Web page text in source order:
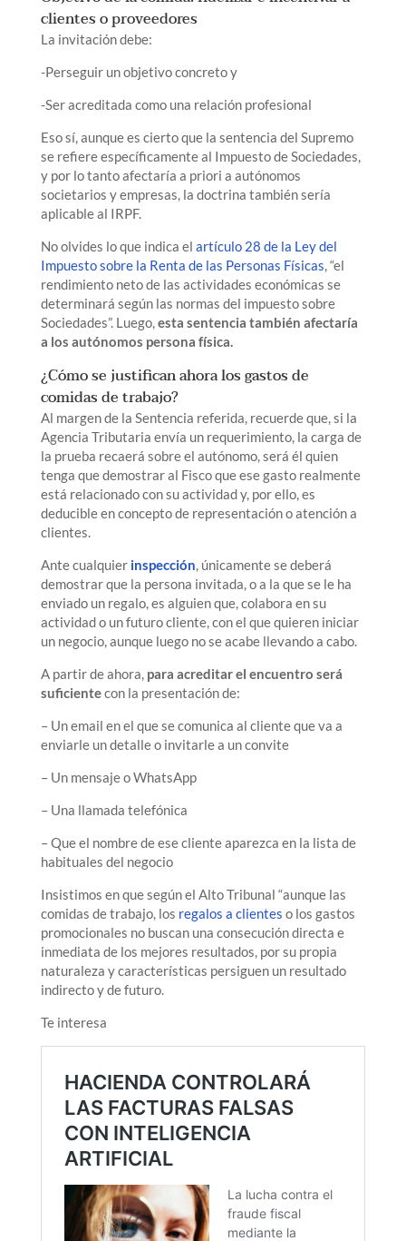
clientes o proveedores
La invitación debe:
-Perseguir un objetivo concreto y
-Ser acreditada como una relación profesional
Eso sí, aunque es cierto que la sentencia del Supremo
se refiere específicamente al Impuesto de Sociedades,
y por lo tanto afectaría a priori a autónomos
societarios y empresas, la doctrina también sería
aplicable al IRPF.
No olvides lo que indica el artículo 28 de la Ley del
Impuesto sobre la Renta de las Personas Físicas, “el
rendimiento neto de las actividades económicas se
determinará según las normas del impuesto sobre
Sociedades”. Luego,esta sentencia también afectaría
a los autónomos persona física.
¿Cómo se justifican ahora los gastos de
comidas de trabajo?
Al margen de la Sentencia referida, recuerde que, si la
Agencia Tributaria envía un requerimiento, la carga de
la prueba recaerá sobre el autónomo, será él quien
tenga que demostrar al Fisco que ese gasto realmente
está relacionado con su actividad y, por ello, es
deducible en concepto de representación o atención a
clientes.
Ante cualquier inspección, únicamente se deberá
demostrar que la persona invitada, o a la que se le ha
enviado un regalo, es alguien que, colabora en su
actividad o un futuro cliente, con el que quieren iniciar
un negocio, aunque luego no se acabe llevando a cabo.
A partir de ahora, para acreditar el encuentro será
suficientecon la presentación de:
– Un email en el que se comunica al cliente que va a
enviarle un detalle o invitarle a un convite
– Un mensaje o WhatsApp
– Una llamada telefónica
– Que el nombre de ese cliente aparezca en la lista de
habituales del negocio
Insistimos en que según el Alto Tribunal “aunque las
comidas de trabajo, los regalos a clientes o los gastos
promocionales no buscan una consecución directa e
inmediata de los mejores resultados, por su propia
naturaleza y características persiguen un resultado
indirecto y de futuro.
Te interesa